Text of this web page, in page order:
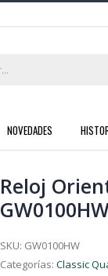
NOVEDADES
Reloj
SKU: GW0100HW
Categorías: Classic